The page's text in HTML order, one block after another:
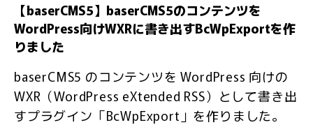
【baserCMS5】baserCMS5のコンテンツを
WordPress向けWXRに書き出すBcWpExportを作
りました
baserCMS5 のコンテンツを WordPress 向けの
WXR（WordPress eXtended RSS）として書き出
すプラグイン「BcWpExport」を作りました。